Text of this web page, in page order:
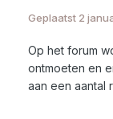
Geplaatst 2
Op het forum
ontmoeten en
aan een aantal